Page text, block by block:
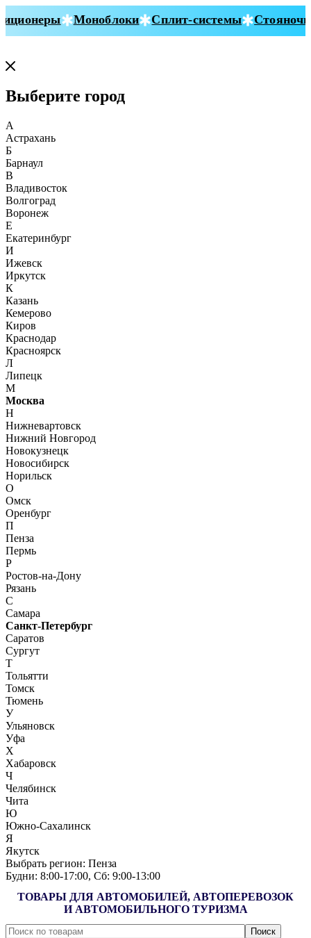
Моноблоки Сплит-системы
Выберите город
А
Астрахань
Б
Барнаул
В
Владивосток
Волгоград
Воронеж
Е
Екатеринбург
И
Ижевск
Иркутск
К
Казань
Кемерово
Киров
Краснодар
Красноярск
Л
Липецк
М
Москва
Н
Нижневартовск
Нижний Новгород
Новокузнецк
Новосибирск
Норильск
О
Омск
Оренбург
П
Пенза
Пермь
Р
Ростов-на-Дону
Рязань
С
Самара
Санкт-Петербург
Саратов
Сургут
Т
Тольятти
Томск
Тюмень
У
Ульяновск
Уфа
Х
Хабаровск
Ч
Челябинск
Чита
Ю
Южно-Сахалинск
Я
Якутск
Выбрать регион: Пенза
Будни: 8:00‑17:00, Сб: 9:00‑13:00
ТОВАРЫ ДЛЯ АВТОМОБИЛЕЙ, АВТОПЕРЕВОЗОК
И АВТОМОБИЛЬНОГО ТУРИЗМА